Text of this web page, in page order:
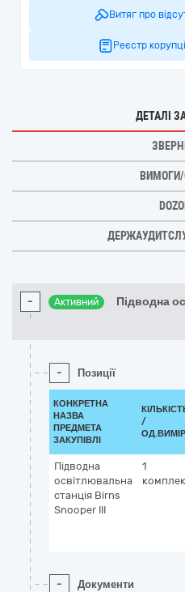
Витяг про
Реєстр
ДЕТАЛІ
- Активний Підводна
- Позиції
КОНКРЕТНА
НАЗВА
ПРЕДМЕТА
ЗАКУПІВЛІ
/
Підводна
освітлювальна
станція Birns
Snooper III
1
- Документи